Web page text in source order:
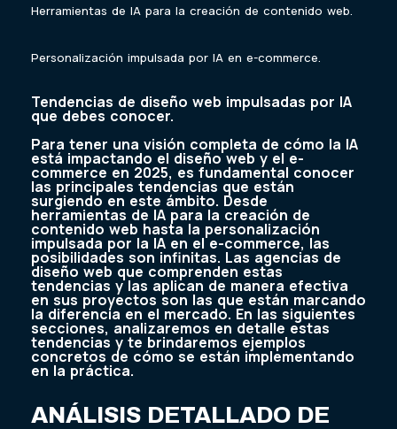
Herramientas de IA para la creación de contenido web.
Personalización impulsada por IA en e-commerce.
Tendencias de diseño web impulsadas por IA
que debes conocer.
Para tener una visión completa de cómo la IA
está impactando el diseño web y el e-
commerce en 2025, es fundamental conocer
las principales tendencias que están
surgiendo en este ámbito. Desde
herramientas de IA para la creación de
contenido web hasta la personalización
impulsada por la IA en el e-commerce, las
posibilidades son infinitas. Las agencias de
diseño web que comprenden estas
tendencias y las aplican de manera efectiva
en sus proyectos son las que están marcando
la diferencia en el mercado. En las siguientes
secciones, analizaremos en detalle estas
tendencias y te brindaremos ejemplos
concretos de cómo se están implementando
en la práctica.
ANÁLISIS DETALLADO DE